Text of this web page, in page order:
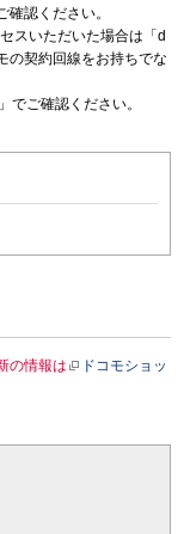
確認ください。
スいただいた場合は「d
の契約回線をお持ちでな
」でご確認ください。
の情報は
ドコモショッ